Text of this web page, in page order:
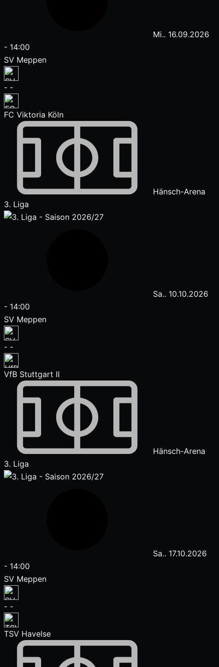
Mi.. 16.09.2026
- 14:00
SV Meppen
- -
FC Viktoria Köln
Hänsch-Arena
3. Liga
Sa.. 10.10.2026
- 14:00
SV Meppen
- -
VfB Stuttgart II
Hänsch-Arena
3. Liga
Sa.. 17.10.2026
- 14:00
SV Meppen
- -
TSV Havelse